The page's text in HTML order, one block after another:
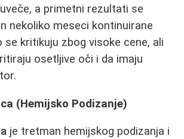
a primetni rezultati se
nekoliko meseci kontinuirane
se kritikuju zbog visoke cene, ali
osetljive oči i da imaju
(Hemijsko Podizanje)
je tretman hemijskog podizanja i